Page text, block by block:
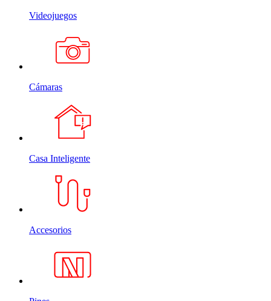
Videojuegos
Cámaras
Casa Inteligente
Accesorios